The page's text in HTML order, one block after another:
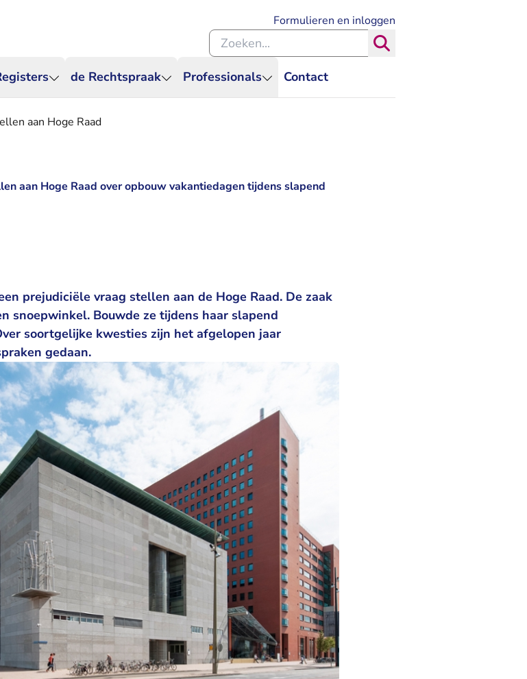
de Rechtspraak Professionals Contact
Formulieren en inloggen
Zoeken binnen de Rechtspraak
aan Hoge Raad
aan Hoge Raad over opbouw vakantiedagen tijdens slapend
prejudiciële vraag stellen aan de Hoge Raad. De zaak
snoepwinkel. Bouwde ze tijdens haar slapend
soortgelijke kwesties zijn het afgelopen jaar
gedaan.